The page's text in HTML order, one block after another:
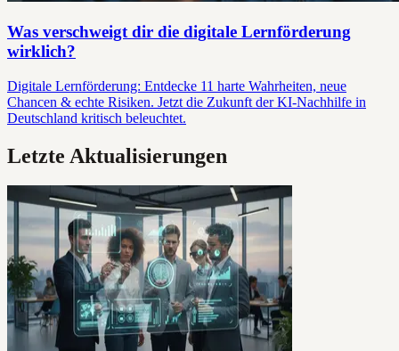
Was verschweigt dir die digitale Lernförderung
wirklich?
Digitale Lernförderung: Entdecke 11 harte Wahrheiten, neue
Chancen & echte Risiken. Jetzt die Zukunft der KI-Nachhilfe in
Deutschland kritisch beleuchtet.
Letzte Aktualisierungen